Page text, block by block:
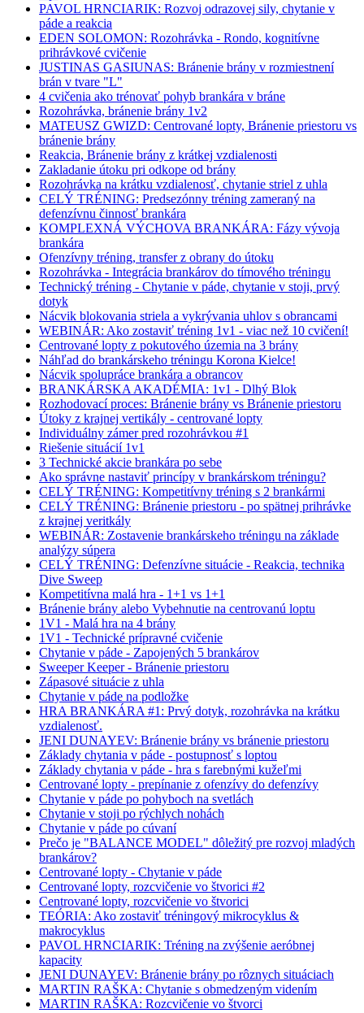
PAVOL HRNCIARIK: Rozvoj odrazovej sily, chytanie v
páde a reakcia
EDEN SOLOMON: Rozohrávka - Rondo, kognitívne
prihrávkové cvičenie
JUSTINAS GASIUNAS: Bránenie brány v rozmiestnení
brán v tvare "L"
4 cvičenia ako trénovať pohyb brankára v bráne
Rozohrávka, bránenie brány 1v2
MATEUSZ GWIZD: Centrované lopty, Bránenie priestoru vs
bránenie brány
Reakcia, Bránenie brány z krátkej vzdialenosti
Zakladanie útoku pri odkope od brány
Rozohrávka na krátku vzdialenosť, chytanie striel z uhla
CELÝ TRÉNING: Predsezónny tréning zameraný na
defenzívnu činnosť brankára
KOMPLEXNÁ VÝCHOVA BRANKÁRA: Fázy vývoja
brankára
Ofenzívny tréning, transfer z obrany do útoku
Rozohrávka - Integrácia brankárov do tímového tréningu
Technický tréning - Chytanie v páde, chytanie v stoji, prvý
dotyk
Nácvik blokovania striela a vykrývania uhlov s obrancami
WEBINÁR: Ako zostaviť tréning 1v1 - viac než 10 cvičení!
Centrované lopty z pokutového územia na 3 brány
Náhľad do brankárskeho tréningu Korona Kielce!
Nácvik spolupráce brankára a obrancov
BRANKÁRSKA AKADÉMIA: 1v1 - Dlhý Blok
Rozhodovací proces: Bránenie brány vs Bránenie priestoru
Útoky z krajnej vertikály - centrované lopty
Individuálny zámer pred rozohrávkou #1
Riešenie situácií 1v1
3 Technické akcie brankára po sebe
Ako správne nastaviť princípy v brankárskom tréningu?
CELÝ TRÉNING: Kompetitívny tréning s 2 brankármi
CELÝ TRÉNING: Bránenie priestoru - po spätnej prihrávke
z krajnej veritkály
WEBINÁR: Zostavenie brankárskeho tréningu na základe
analýzy súpera
CELÝ TRÉNING: Defenzívne situácie - Reakcia, technika
Dive Sweep
Kompetitívna malá hra - 1+1 vs 1+1
Bránenie brány alebo Vybehnutie na centrovanú loptu
1V1 - Malá hra na 4 brány
1V1 - Technické prípravné cvičenie
Chytanie v páde - Zapojených 5 brankárov
Sweeper Keeper - Bránenie priestoru
Zápasové situácie z uhla
Chytanie v páde na podložke
HRA BRANKÁRA #1: Prvý dotyk, rozohrávka na krátku
vzdialenosť.
JENI DUNAYEV: Bránenie brány vs bránenie priestoru
Základy chytania v páde - postupnosť s loptou
Základy chytania v páde - hra s farebnými kužeľmi
Centrované lopty - prepínanie z ofenzívy do defenzívy
Chytanie v páde po pohyboch na svetlách
Chytanie v stoji po rýchlych nohách
Chytanie v páde po cúvaní
Prečo je "BALANCE MODEL" dôležitý pre rozvoj mladých
brankárov?
Centrované lopty - Chytanie v páde
Centrované lopty, rozcvičenie vo štvorici #2
Centrované lopty, rozcvičenie vo štvorici
TEÓRIA: Ako zostaviť tréningový mikrocyklus &
makrocyklus
PAVOL HRNCIARIK: Tréning na zvýšenie aeróbnej
kapacity
JENI DUNAYEV: Bránenie brány po rôznych situáciach
MARTIN RAŠKA: Chytanie s obmedzeným videním
MARTIN RAŠKA: Rozcvičenie vo štvorci